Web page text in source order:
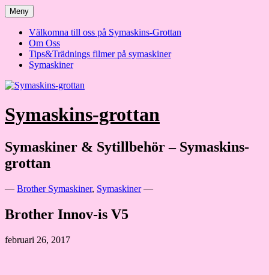
Hoppa
till
innehåll
Meny
Välkomna till oss på Symaskins-Grottan
Om Oss
Tips&Trädnings filmer på symaskiner
Symaskiner
Symaskins-grottan
Symaskiner & Sytillbehör – Symaskins-
grottan
— Brother Symaskiner, Symaskiner—
Brother Innov-is V5
februari 26, 2017